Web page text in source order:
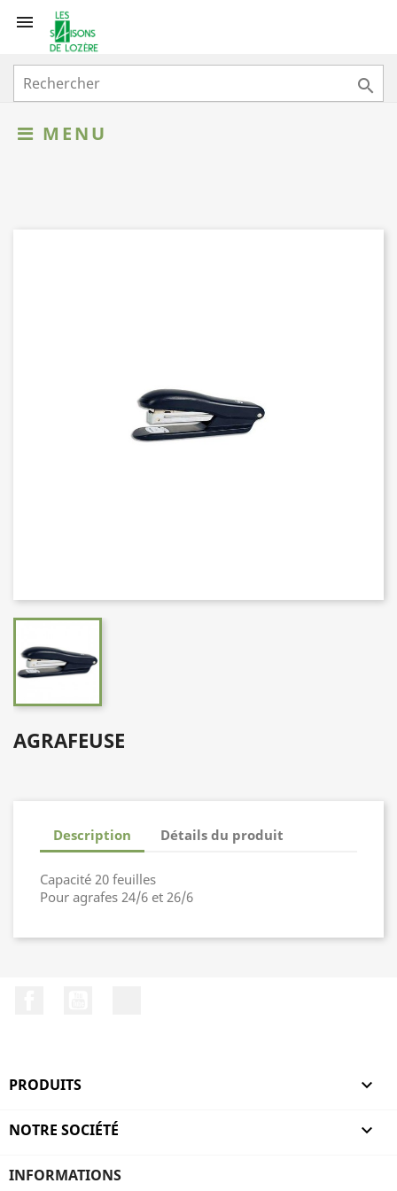


MENU
AGRAFEUSE
Description Détails du produit
Capacité 20 feuilles
Pour agrafes 24/6 et 26/6
PRODUITS 
NOTRE SOCIÉTÉ 
INFORMATIONS